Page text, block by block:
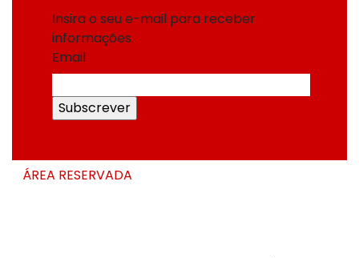
Insira o seu e-mail para receber
informações.
Email
ÁREA RESERVADA